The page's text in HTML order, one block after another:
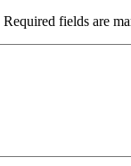
Required fields are